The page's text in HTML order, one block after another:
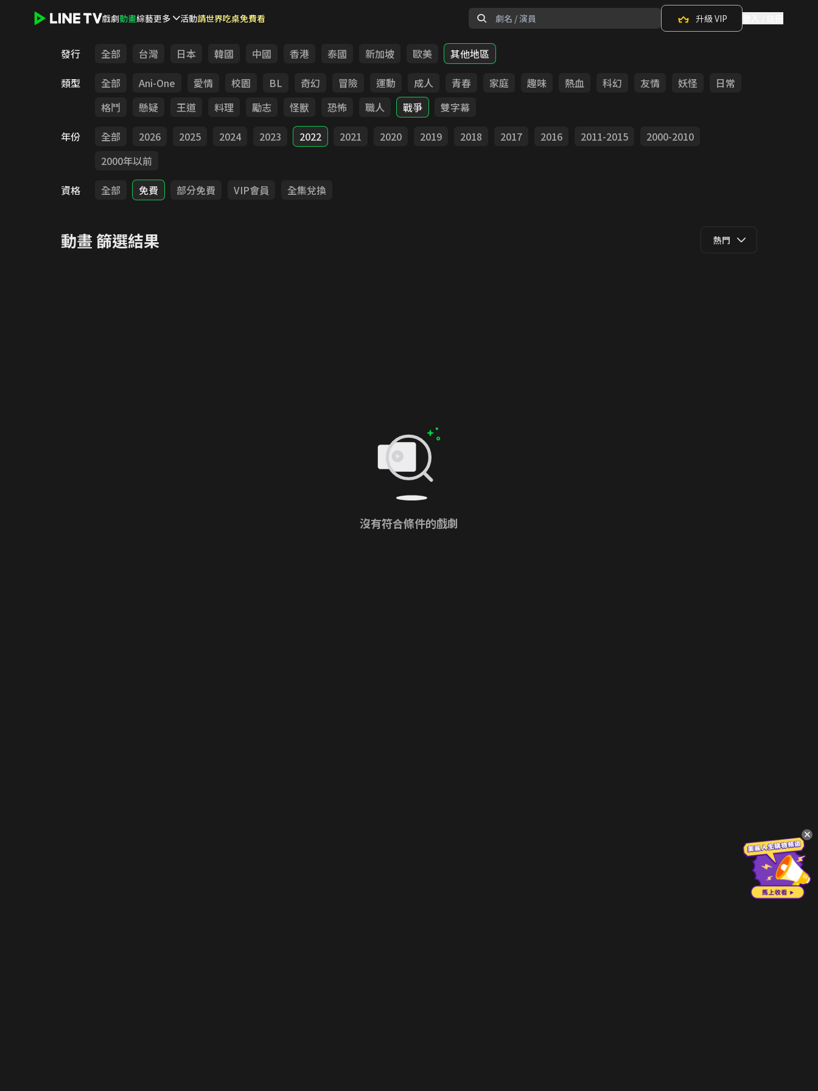
戲劇動畫綜藝更多 活動請世界吃桌免費看 升級 VIP
發行 全部 台灣 日本 韓國 中國 香港 泰國 新加坡 歐美
其他地區
類型
全部 Ani-One 愛情 校園 BL 奇幻 冒險 運動 成人 青春 家庭 趣味 熱血 科幻 友情 妖怪
日常
格鬥
懸疑 王道 料理 勵志 怪獸 恐怖 職人 戰爭
雙字幕
年份
全部 2026 2025 2024 2023 2022 2021 2020 2019 2018 2017 2016 2011-2015
2000-2010
2000年以前
資格
全部 免費 部分免費 VIP會員 全集兌換
動畫 篩選結果 熱門
沒有符合條件的戲劇